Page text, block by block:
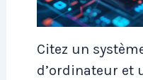
Citez un
d’ordinateur et